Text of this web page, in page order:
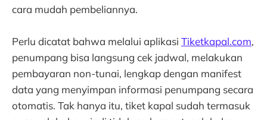
cara mudah pembeliannya.
Perlu dicatat bahwa melalui aplikasi Tiketkapal.com,
penumpang bisa langsung cek jadwal, melakukan
pembayaran non-tunai, lengkap dengan manifest
data yang menyimpan informasi penumpang secara
otomatis. Tak hanya itu, tiket kapal sudah termasuk